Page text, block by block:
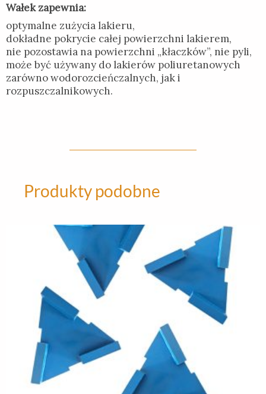
Wałek zapewnia:
optymalne zużycia lakieru,
dokładne pokrycie całej powierzchni lakierem,
nie pozostawia na powierzchni „kłaczków”, nie pyli,
może być używany do lakierów poliuretanowych
zarówno wodorozcieńczalnych, jak i
rozpuszczalnikowych.
Produkty podobne